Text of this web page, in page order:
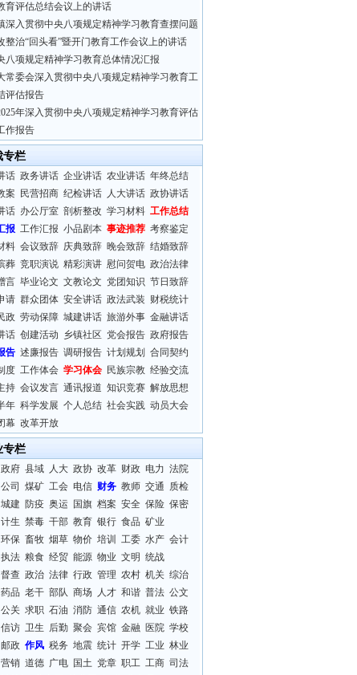
育评估总结会议上的讲话
深入贯彻中央八项规定精神学习教育查摆问题
整治“回头看”暨开门教育工作会议上的讲话
八项规定精神学习教育总体情况汇报
常委会深入贯彻中央八项规定精神学习教育工
评估报告
年深入贯彻中央八项规定精神学习教育评估
作报告
专栏
话 政务讲话 企业讲话 农业讲话 年终总结
案
民营招商 纪检讲话 人大讲话 政协讲话
话 办公厅室 剖析整改 学习材料 工作总结
报 工作汇报 小品剧本 事迹推荐 考察鉴定
料 会议致辞 庆典致辞 晚会致辞 结婚致辞
葬 竞职演说 精彩演讲 慰问贺电 政治法律
言 毕业论文 文教论文 党团知识 节日致辞
请 群众团体 安全讲话 政法武装 财税统计
政 劳动保障 城建讲话 旅游外事 金融讲话
话 创建活动 乡镇社区 党会报告 政府报告
告 述廉报告 调研报告 计划规划
合同契约
度 工作体会 学习体会 民族宗教 经验交流
持 会议发言 通讯报道 知识竞赛 解放思想
年 科学发展 个人总结 社会实践 动员大会
幕 改革开放
专栏
政府 县域 人大 政协 改革 财政 电力 法院
公司 煤矿 工会 电信 财务 教师 交通 质检
城建 防疫 奥运 国旗 档案 安全 保险 保密
计生 禁毒 干部 教育 银行 食品 矿业
环保 畜牧 烟草 物价 培训 工委 水产 会计
执法 粮食 经贸 能源 物业 文明 统战
督查 政治 法律 行政 管理 农村 机关 综治
药品 老干 部队 商场 人才 和谐 普法 公文
公关 求职 石油 消防 通信 农机 就业 铁路
信访 卫生 后勤 聚会 宾馆 金融 医院 学校
邮政 作风 税务 地震 统计 开学 工业 林业
营销 道德 广电 国土 党章 职工 工商 司法